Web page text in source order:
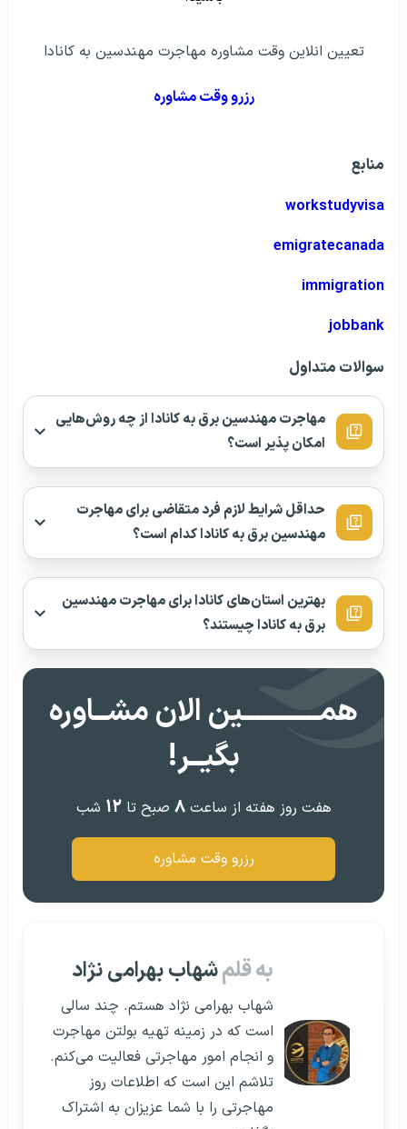
تعیین انلاین وقت مشاوره مهاجرت مهندسین به کانادا
رزرو وقت مشاوره
منابع
workstudyvisa
emigratecanada
immigration
jobbank
سوالات متداول
مهاجرت مهندسین برق به کانادا از چه روش‌هایی
امکان پذیر است؟
حداقل شرایط لازم فرد متقاضی برای مهاجرت
مهندسین برق به کانادا کدام است؟
بهترین استان‌های کانادا برای مهاجرت مهندسین
برق به کانادا چیستند؟
همــــــــــــین الان مشــاوره
بگیــر!
هفت روز هفته از ساعت۸ صبح تا۱۲ شب
رزرو وقت مشاوره
به قلمشهاب بهرامی نژاد
شهاب بهرامی نژاد هستم. چند سالی
است که در زمینه تهیه بولتن مهاجرت
و انجام امور مهاجرتی فعالیت می‌کنم.
تلاشم این است که اطلاعات روز
مهاجرتی را با شما عزیزان به اشتراک